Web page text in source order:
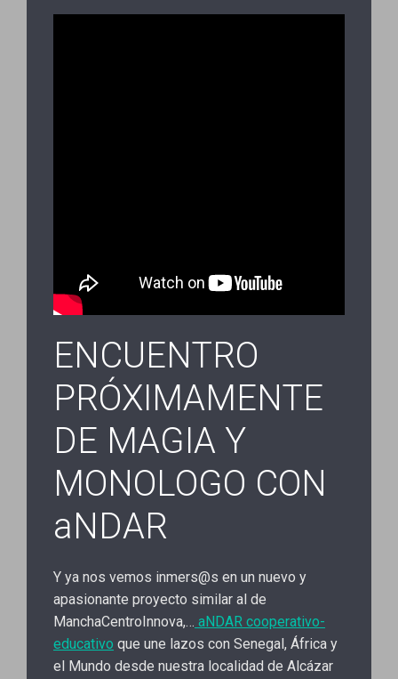
ENCUENTRO
PRÓXIMAMENTE
DE MAGIA Y
MONOLOGO CON
aNDAR
Y ya nos vemos inmers@s en un nuevo y
apasionante proyecto similar al de
ManchaCentroInnova,… aNDAR cooperativo-
educativo que une lazos con Senegal, África y
el Mundo desde nuestra localidad de Alcázar